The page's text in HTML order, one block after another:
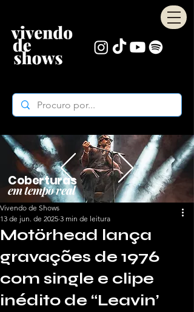
Coberturas
em tempo real
Motörhead lança
gravações de 1976
com single e clipe
inédito de “Leavin’
Vivendo de Shows
13 de jun. de 2025 3 min de leitura